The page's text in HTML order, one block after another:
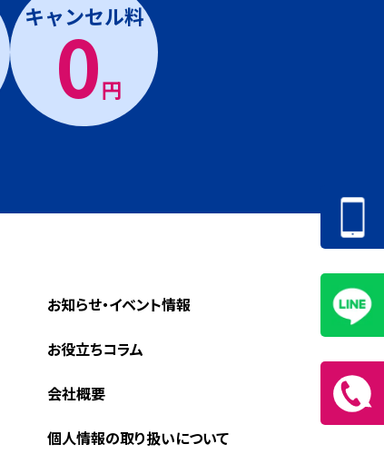
キャンセル料
0円
お知らせ・イベント情報
お役立ちコラム
会社概要
個人情報の取り扱いについて